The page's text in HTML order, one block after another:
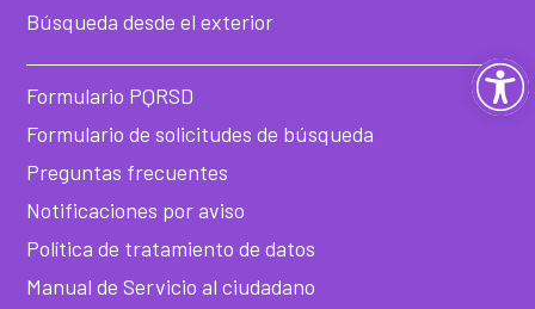
Búsqueda desde el exterior
Formulario PQRSD
Formulario de solicitudes de búsqueda
Preguntas frecuentes
Notificaciones por aviso
Política de tratamiento de datos
Manual de Servicio al ciudadano